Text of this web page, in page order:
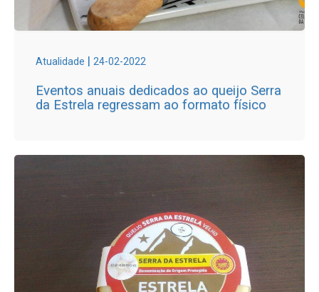
Atualidade | 24-02-2022
Eventos anuais dedicados ao queijo Serra
da Estrela regressam ao formato físico